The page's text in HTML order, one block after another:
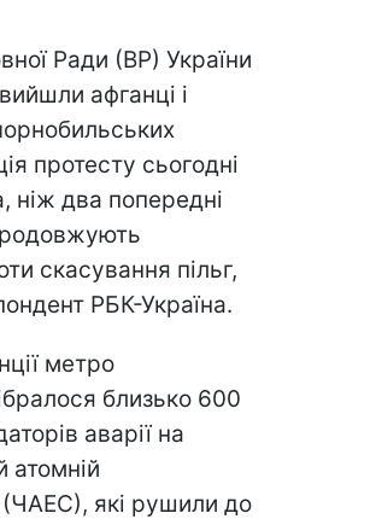
Ради (ВР) України
афганці і
протесту сьогодні
ніж два попередні
скасування пільг,
РБК-Україна.
метро
близько 600
аварії на
атомній
(ЧАЕС), які рушили до